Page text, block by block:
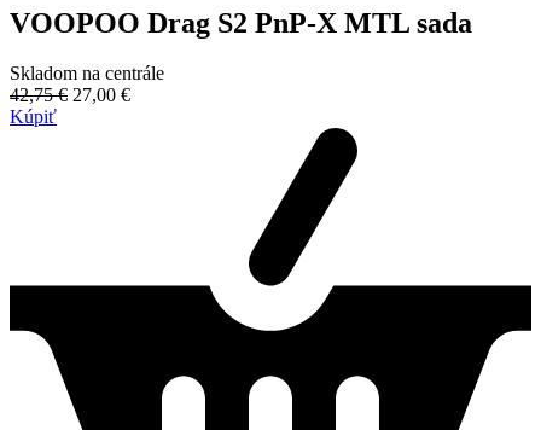
VOOPOO Drag S2 PnP-X MTL sada
Skladom na centrále
42,75 € 27,00 €
Kúpiť